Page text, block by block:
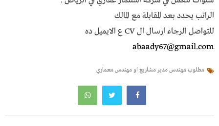
الراتب يحدد بعد المقابلة مع المالك
للتواصل الرجاء ارسال ال CV ع الايميل ده
abaady67@gmail.com
مطلوب مهندس مدير مشاريع او مهندس معماري